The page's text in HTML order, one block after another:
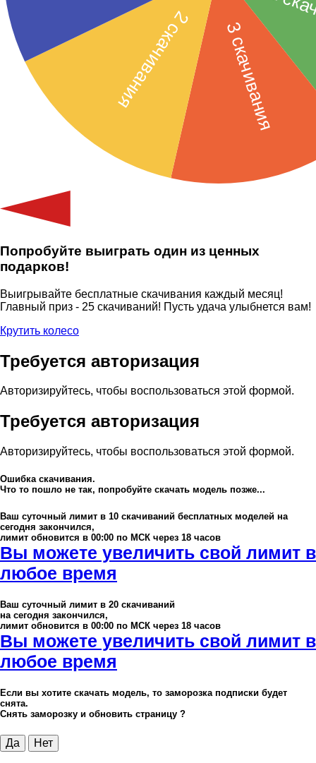
Попробуйте выиграть один из ценных
подарков!
Выигрывайте бесплатные скачивания каждый месяц!
Главный приз - 25 скачиваний! Пусть удача улыбнется вам!
Крутить колесо
Требуется авторизация
Авторизируйтесь, чтобы воспользоваться этой формой.
Требуется авторизация
Авторизируйтесь, чтобы воспользоваться этой формой.
Ошибка скачивания.
Что то пошло не так, попробуйте скачать модель позже...
Ваш суточный лимит в 10 скачиваний бесплатных моделей на
сегодня закончился,
лимит обновится в 00:00 по МСК через 18 часов
Вы можете увеличить свой лимит в
любое время
Ваш суточный лимит в 20 скачиваний
на сегодня закончился,
лимит обновится в 00:00 по МСК через 18 часов
Вы можете увеличить свой лимит в
любое время
Если вы хотите скачать модель, то заморозка подписки будет
снята.
Снять заморозку и обновить страницу ?
Да Нет